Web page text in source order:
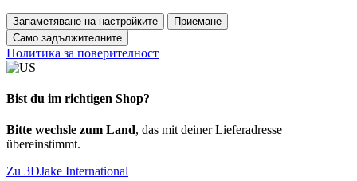
Запаметяване на настройките
Приемане
Само задължителните
Политика за поверителност
Bist du im richtigen Shop?
Bitte wechsle zum Land, das mit deiner Lieferadresse
übereinstimmt.
Zu 3DJake International